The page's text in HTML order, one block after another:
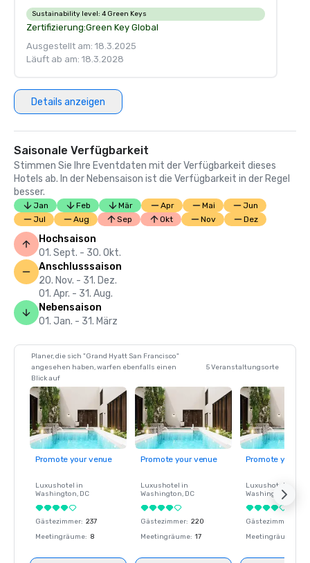
Sustainability level: 4 Green Keys
Zertifizierung:Green Key Global
Ausgestellt am: 18.3.2025
Läuft ab am: 18.3.2028
Details anzeigen
Saisonale Verfügbarkeit
Stimmen Sie Ihre Eventdaten mit der Verfügbarkeit dieses
Hotels ab. In der Nebensaison ist die Verfügbarkeit in der Regel
besser.
Jan Feb Mär Apr Mai
Jun
Jul
Aug Sep Okt Nov Dez
Hochsaison
01. Sept. - 30. Okt.
Anschlusssaison
20. Nov. - 31. Dez.
01. Apr. - 31. Aug.
Nebensaison
01. Jan. - 31. März
Planer, die sich "Grand Hyatt San Francisco"
angesehen haben, warfen ebenfalls einen
Blick auf
5 Veranstaltungsorte
Promote your venue
Luxushotel in
Washington, DC
Gästezimmer: 237
Meetingräume: 8
Promote your venue
Luxushotel in
Washington, DC
Gästezimmer: 220
Meetingräume: 17
Promote your
Luxushotel in
Washington
Gästezimmer
Meetingräume